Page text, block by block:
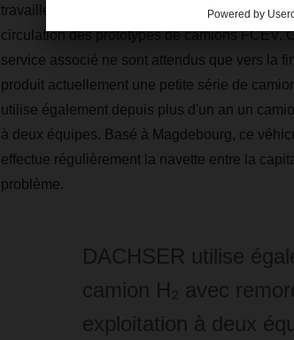
travaillent notamment sur de tels concepts de
circulation des prototypes de camions FCEV.
service associé ne sont attendus que vers la
produit actuellement une petite série de
utilise également depuis plus d'un an un
à deux équipes. Basé à Magdebourg, ce
effectue régulièrement la navette entre la
problème.
DACHSER utilise
camion H₂ avec
exploitation à deux